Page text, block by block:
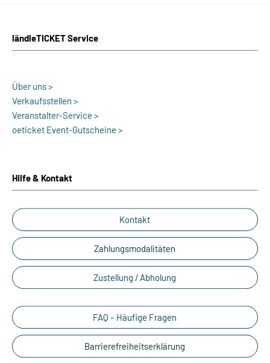
ländleTICKET Service
Über uns >
Verkaufsstellen >
Veranstalter-Service >
oeticket Event-Gutscheine >
Hilfe & Kontakt
Kontakt
Zahlungsmodalitäten
Zustellung / Abholung
FAQ – Häufige Fragen
Barrierefreiheitserklärung